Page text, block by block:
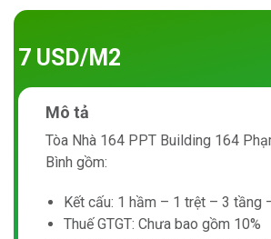
7 USD/M2
Mô tả
Tòa Nhà 164 PPT Building 164
Bình gồm:
Kết cấu: 1 hầm – 1 trệt – 3 tầng
Thuế GTGT: Chưa bao gồm 10%